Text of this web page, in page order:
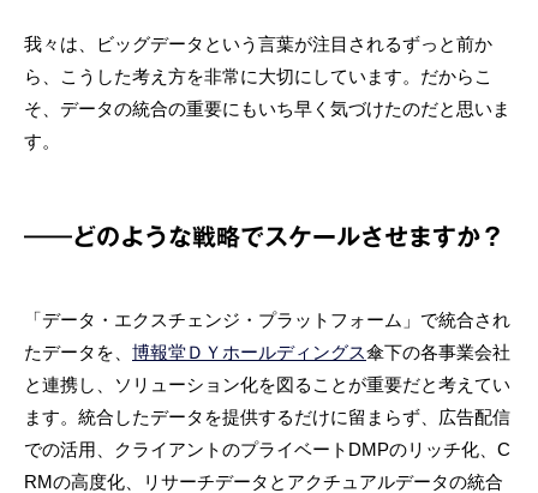
我々は、ビッグデータという言葉が注目されるずっと前か
ら、こうした考え方を非常に大切にしています。だからこ
そ、データの統合の重要にもいち早く気づけたのだと思いま
す。
――どのような戦略でスケールさせますか？
「データ・エクスチェンジ・プラットフォーム」で統合され
たデータを、 博報堂ＤＹホールディングス傘下の各事業会社
と連携し、ソリューション化を図ることが重要だと考えてい
ます。統合したデータを提供するだけに留まらず、広告配信
での活用、クライアントのプライベートDMPのリッチ化、C
RMの高度化、リサーチデータとアクチュアルデータの統合